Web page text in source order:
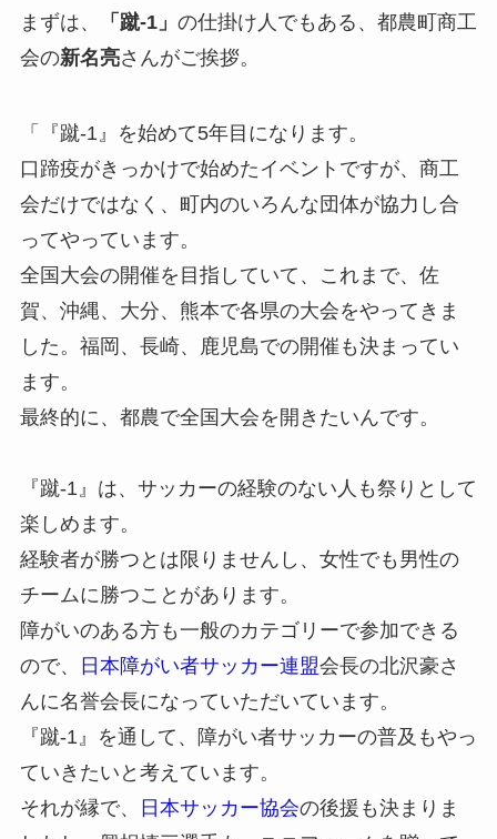
まずは、 「蹴-1」 の仕掛け人でもある、都農町商工
会の新名亮さんがご挨拶。
「『蹴-1』を始めて5年目になります。
口蹄疫がきっかけで始めたイベントですが、商工
会だけではなく、町内のいろんな団体が協力し合
ってやっています。
全国大会の開催を目指していて、これまで、佐
賀、沖縄、大分、熊本で各県の大会をやってきま
した。福岡、長崎、鹿児島での開催も決まってい
ます。
最終的に、都農で全国大会を開きたいんです。
『蹴-1』は、サッカーの経験のない人も祭りとして
楽しめます。
経験者が勝つとは限りませんし、女性でも男性の
チームに勝つことがあります。
障がいのある方も一般のカテゴリーで参加できる
ので、
日本障がい者サッカー連盟会長の北沢豪さ
んに名誉会長になっていただいています。
『蹴-1』を通して、障がい者サッカーの普及もやっ
ていきたいと考えています。
それが縁で、
日本サッカー協会の後援も決まりま